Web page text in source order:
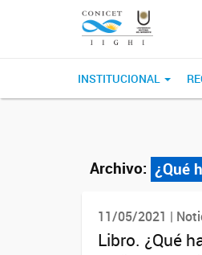
INSTITUCIONAL
Archivo: ¿Qué
11/05/2021 |
Libro. ¿Qué